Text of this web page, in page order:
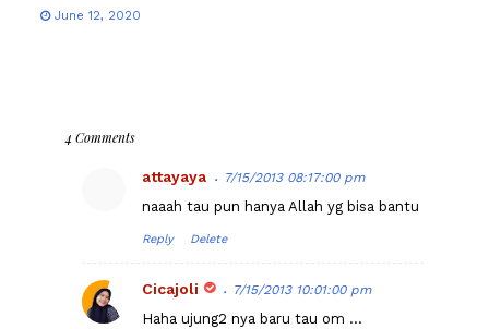
June 12, 2020
4 Comments
attayaya 7/15/2013 08:17:00 pm
naaah tau pun hanya Allah yg bisa bantu
Reply Delete
Cicajoli 7/15/2013 10:01:00 pm
Haha ujung2 nya baru tau om ...